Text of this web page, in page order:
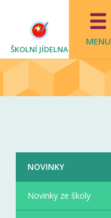
ŠKOLNÍ JÍDELNA
MENU
NOVINKY
Novinky ze školy